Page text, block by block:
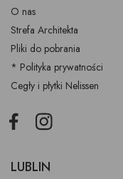
O nas
Strefa Architekta
Pliki do pobrania
* Polityka prywatności
Cegły i płytki Nelissen
FacebookInstagram
LUBLIN